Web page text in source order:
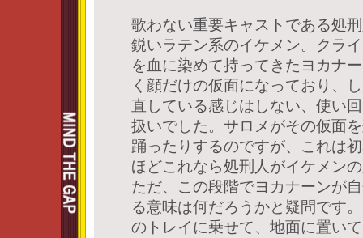
歌わない重要キャストである処
鋭いラテン系のイケメン。クラ
を血に染めて持ってきたヨカナ
く顔だけの仮面になっており、
直している感じはしない、使い
扱いでした。サロメがその仮面
踊ったりするのですが、これは
ほどこれなら処刑人がイケメン
ただ、この段階でヨカナーンが
る意味は何だろうかと疑問です
のトレイに乗せて、地面に置い